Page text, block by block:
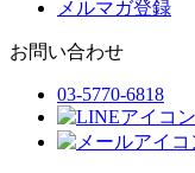
メルマガ登録
お問い合わせ
03-5770-6818